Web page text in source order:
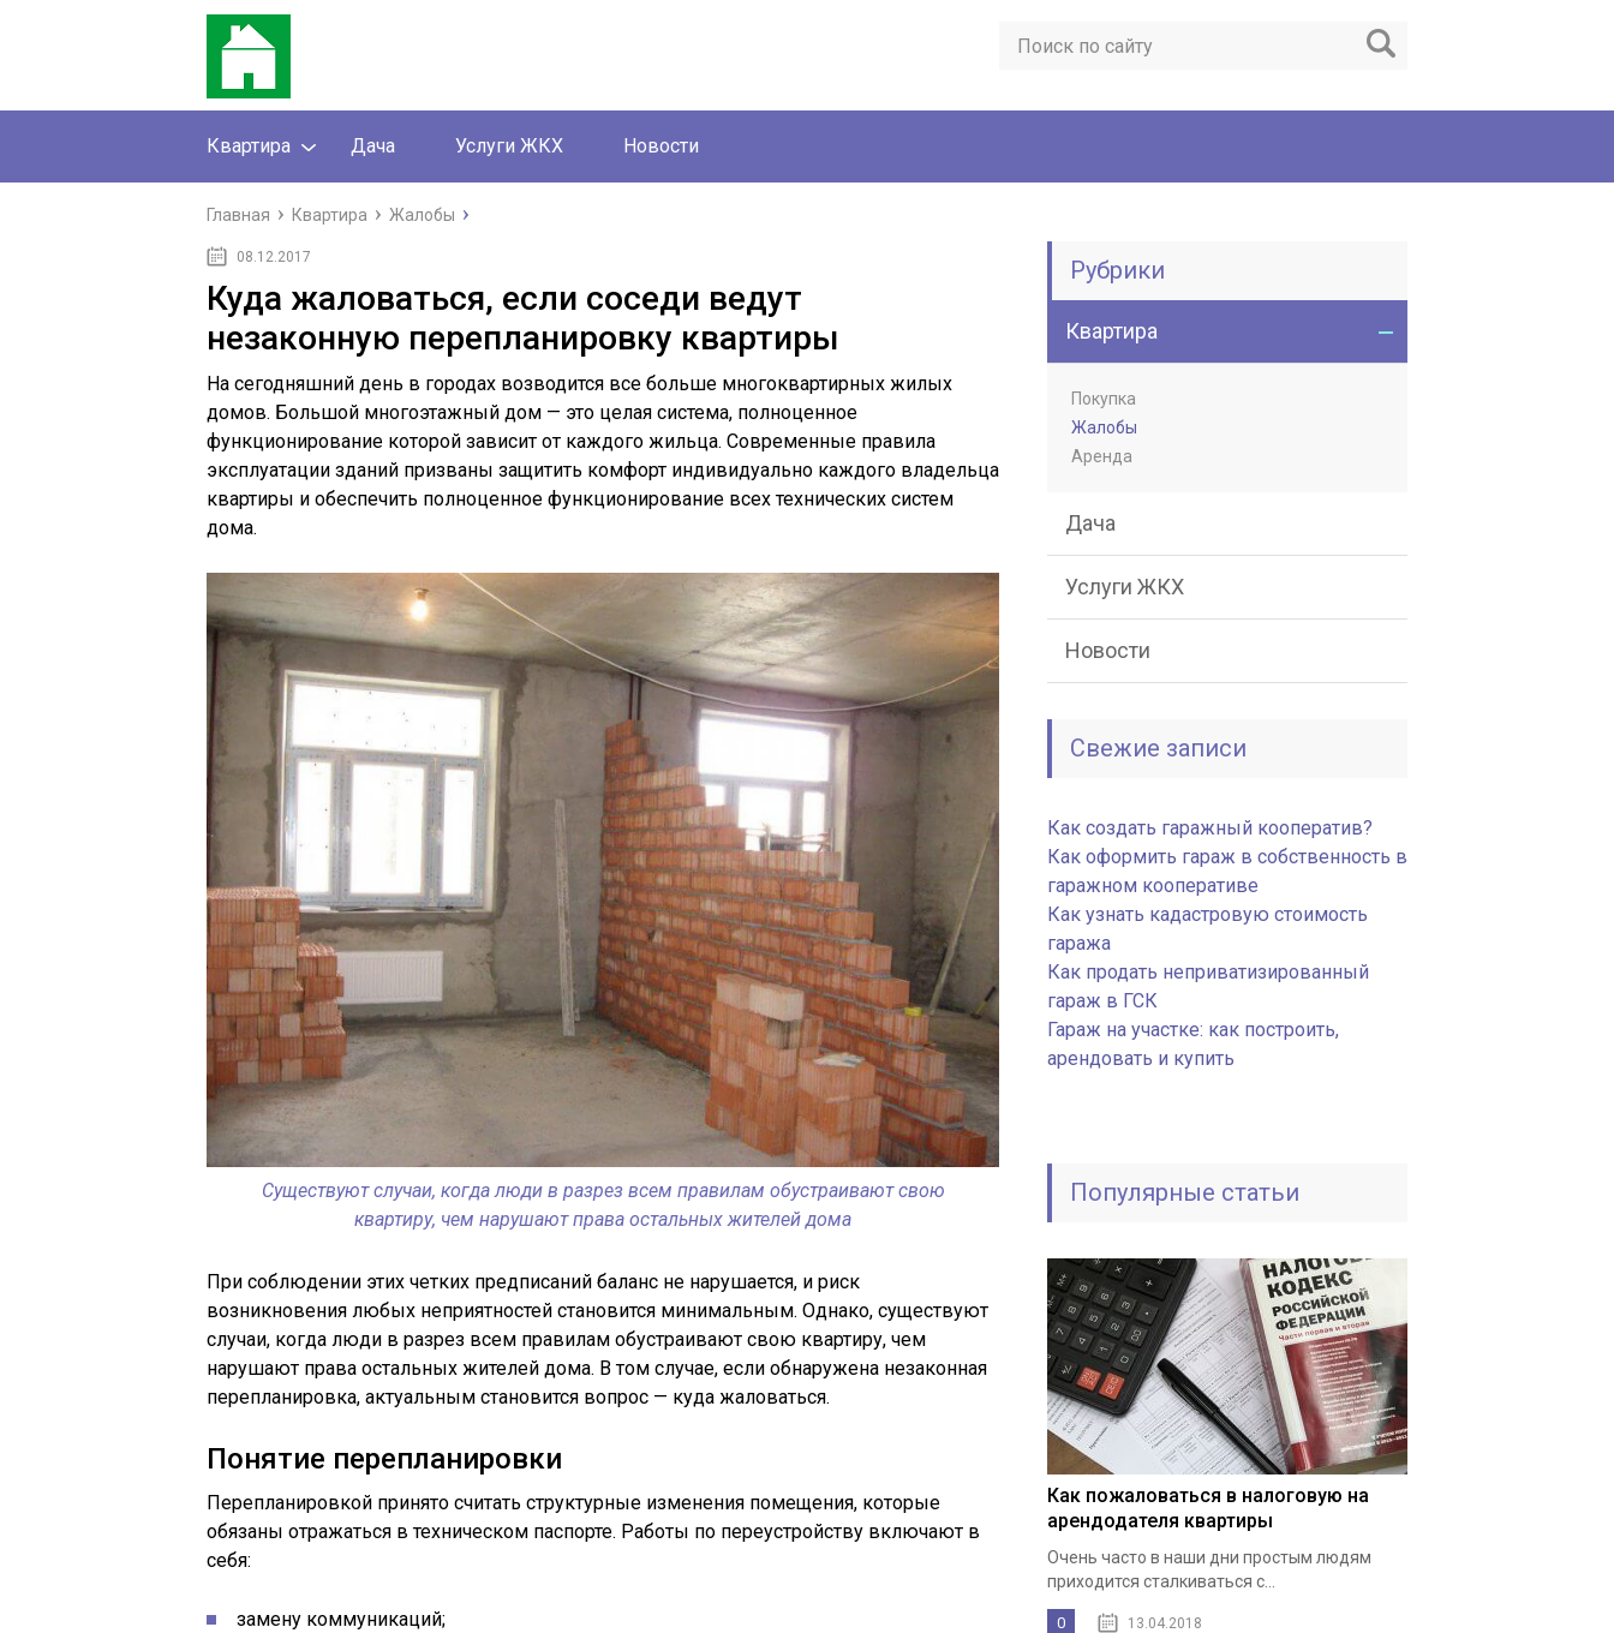
Квартира Дача Услуги ЖКХ Новости
Главная Квартира Жалобы
08.12.2017
Куда жаловаться, если соседи ведут
незаконную перепланировку квартиры
На сегодняшний день в городах возводится все больше многоквартирных жилых
домов. Большой многоэтажный дом — это целая система, полноценное
функционирование которой зависит от каждого жильца. Современные правила
эксплуатации зданий призваны защитить комфорт индивидуально каждого владельца
квартиры и обеспечить полноценное функционирование всех технических систем
дома.
Существуют случаи, когда люди в разрез всем правилам обустраивают свою
квартиру, чем нарушают права остальных жителей дома
При соблюдении этих четких предписаний баланс не нарушается, и риск
возникновения любых неприятностей становится минимальным. Однако, существуют
случаи, когда люди в разрез всем правилам обустраивают свою квартиру, чем
нарушают права остальных жителей дома. В том случае, если обнаружена незаконная
перепланировка, актуальным становится вопрос — куда жаловаться.
Понятие перепланировки
Перепланировкой принято считать структурные изменения помещения, которые
обязаны отражаться в техническом паспорте. Работы по переустройству включают в
себя:
замену коммуникаций;
Рубрики
Квартира
Покупка
Жалобы
Аренда
Дача
Услуги ЖКХ
Новости
Свежие записи
Как создать гаражный кооператив?
Как оформить гараж в собственность в
гаражном кооперативе
Как узнать кадастровую стоимость
гаража
Как продать неприватизированный
гараж в ГСК
Гараж на участке: как построить,
арендовать и купить
Популярные статьи
Как пожаловаться в налоговую на
арендодателя квартиры
Очень часто в наши дни простым людям
приходится сталкиваться с...
0 13.04.2018